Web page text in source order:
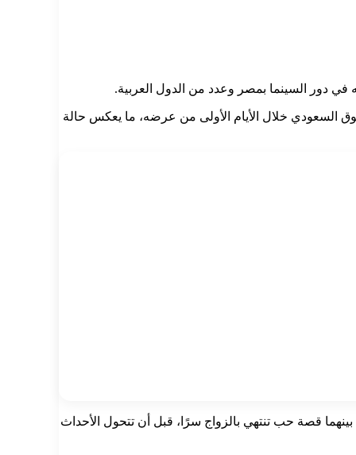
في دور السينما بمصر وعدد من الدول العربية.
جنيه، إلى جانب تحقيقه أرقامًا قوية في السوق السعودي خلال الأيام الأولى من عرضه، ما يعكس حالة
وتنشأ بينهما قصة حب تنتهي بالزواج سرًا، قبل أن تتحول الأحداث